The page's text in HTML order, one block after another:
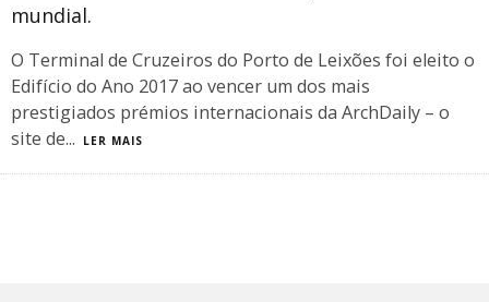
mundial.
O Terminal de Cruzeiros do Porto de Leixões foi eleito o
Edifício do Ano 2017 ao vencer um dos mais
prestigiados prémios internacionais da ArchDaily – o
site de... LER MAIS